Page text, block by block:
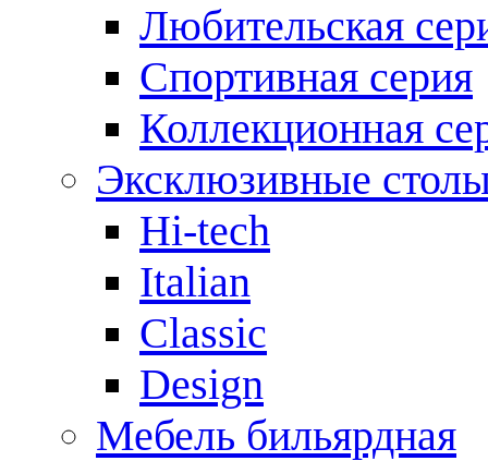
Любительская
Спортивная серия
Коллекционная
Эксклюзивные
Hi-tech
Italian
Сlassic
Design
Мебель бильярдная